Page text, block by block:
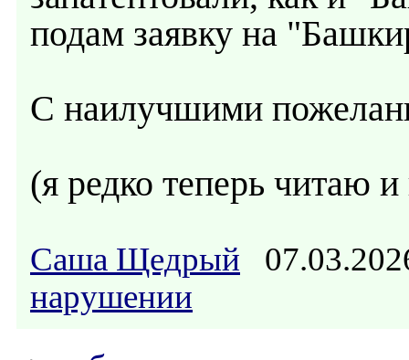
подам заявку на
С наилучшими
(я редко теперь читаю
Саша Щедрый
нарушении